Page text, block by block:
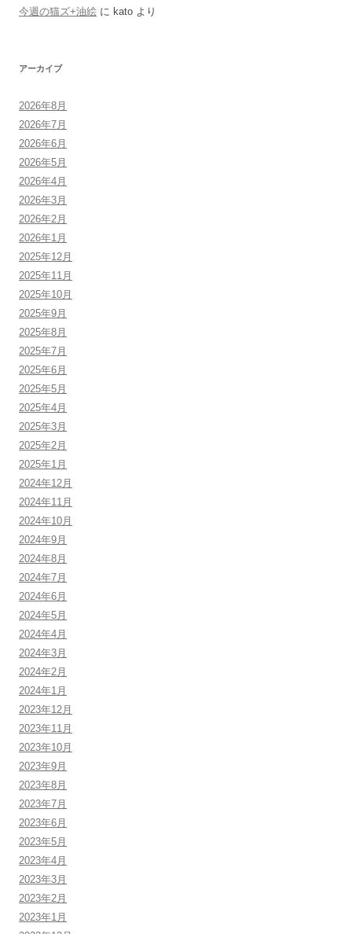
今週の猫ズ+油絵 に kato より
アーカイブ
2026年8月
2026年7月
2026年6月
2026年5月
2026年4月
2026年3月
2026年2月
2026年1月
2025年12月
2025年11月
2025年10月
2025年9月
2025年8月
2025年7月
2025年6月
2025年5月
2025年4月
2025年3月
2025年2月
2025年1月
2024年12月
2024年11月
2024年10月
2024年9月
2024年8月
2024年7月
2024年6月
2024年5月
2024年4月
2024年3月
2024年2月
2024年1月
2023年12月
2023年11月
2023年10月
2023年9月
2023年8月
2023年7月
2023年6月
2023年5月
2023年4月
2023年3月
2023年2月
2023年1月